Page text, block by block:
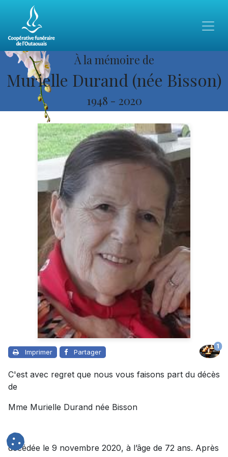
À la mémoire de
Murielle Durand (née Bisson)
1948 - 2020
Imprimer Partager
1
C'est avec regret que nous vous faisons part du décès
de
Mme Murielle Durand née Bisson
décédée le 9 novembre 2020, à l’âge de 72 ans. Après